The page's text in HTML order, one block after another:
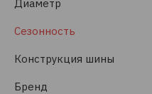
Диаметр
Сезонность
Конструкция шины
Бренд